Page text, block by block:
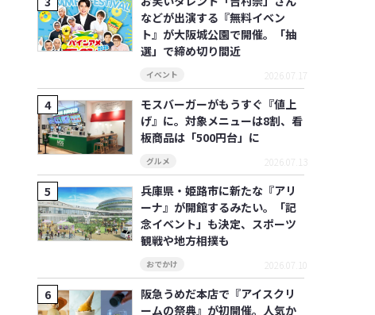
などが出演する『無料イベン
ト』が大阪城公園で開催。「抽
選」で締め切り間近
イベント 2026.07.17
モスバーガーがもうすぐ『値上
げ』に。対象メニューは8割、看
板商品は「500円台」に
グルメ 2026.07.13
兵庫県・姫路市に新たな『アリ
ーナ』が開館するみたい。「記
念イベント」も決定、スポーツ
観戦や地方相撲も
おでかけ 2026.07.10
阪急うめだ本店で『アイスクリ
ームの祭典』が初開催。人気か